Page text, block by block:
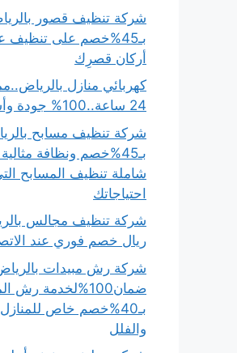
شركة تنظيف قصور
بـ45%خصم على تنظيف
أركان قصرِك
كهربائي منازل
24 ساعة..100% جودة وأسعار مُنافسة
شركة تنظيف مسابح
شاملة تنظيف المسابح
احتياجاتك
ريال خصم فوري عند
شركة رش مبيدات
ضمان100%لخدمة رش
بـ40%خصم خاص
والفلل